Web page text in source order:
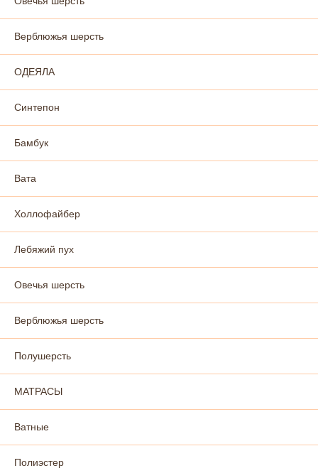
Верблюжья шерсть
ОДЕЯЛА
Синтепон
Бамбук
Вата
Холлофайбер
Лебяжий пух
Овечья шерсть
Верблюжья шерсть
Полушерсть
МАТРАСЫ
Ватные
Полиэстер